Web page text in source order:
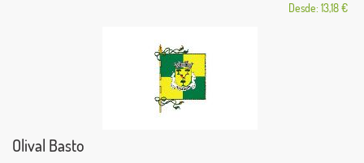
Desde: 13,18 €
Olival Basto